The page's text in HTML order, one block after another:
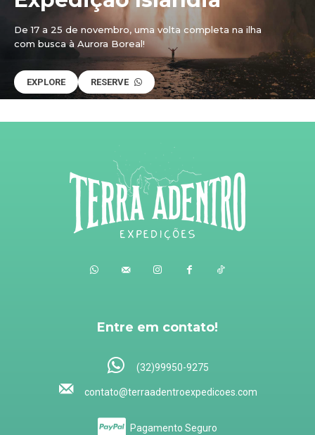
De 17 a 25 de novembro, uma volta completa na ilha
com busca à Aurora Boreal!
EXPLORE RESERVE
Entre em contato!
(32)99950-9275
contato@terraadentroexpedicoes.com
Pagamento Seguro